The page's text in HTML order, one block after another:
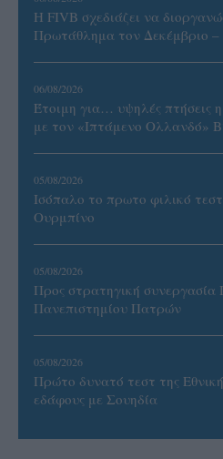
Η FIVB σχεδιάζει να
Πρωτάθλημα τον Δεκέμβριο –
06/08/2026
Έτοιμη για… υψηλές
με τον «Ιπτάμενο Ολλανδό»
05/08/2026
Ισόπαλο το πρωτο φιλικό
Ουρμπίνο
05/08/2026
Προς στρατηγική
Πανεπιστημίου Πατρών
05/08/2026
Πρώτο δυνατό τεστ της
εδάφους με Σουηδία